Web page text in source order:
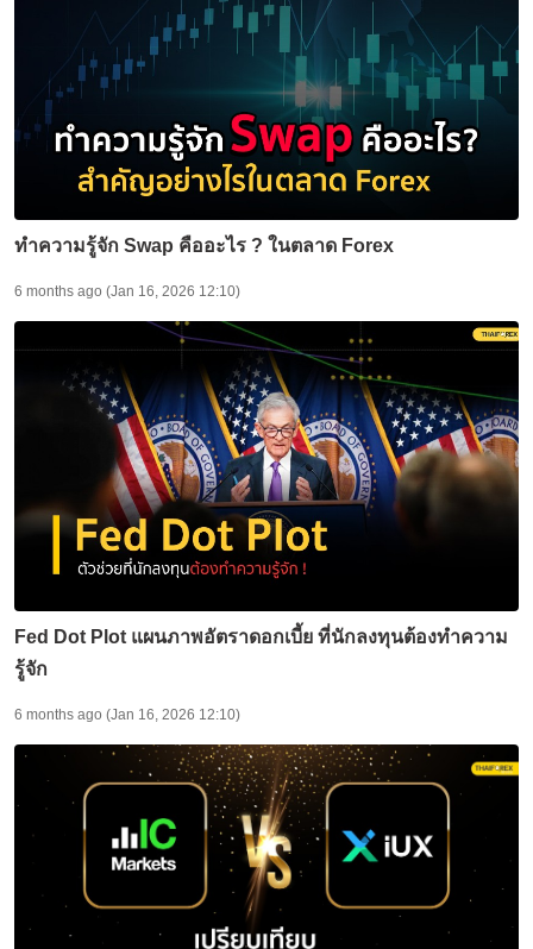
ทำความรู้จัก Swap คืออะไร ? ในตลาด Forex
6 months ago (Jan 16, 2026 12:10)
Fed Dot Plot แผนภาพอัตราดอกเบี้ย ที่นักลงทุนต้องทำความ
รู้จัก
6 months ago (Jan 16, 2026 12:10)